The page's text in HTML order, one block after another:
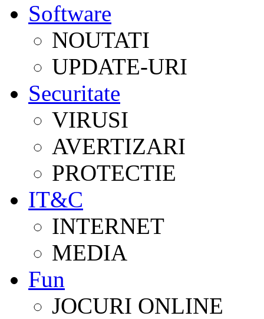
Software
NOUTATI
UPDATE-URI
Securitate
VIRUSI
AVERTIZARI
PROTECTIE
IT&C
INTERNET
MEDIA
Fun
JOCURI ONLINE